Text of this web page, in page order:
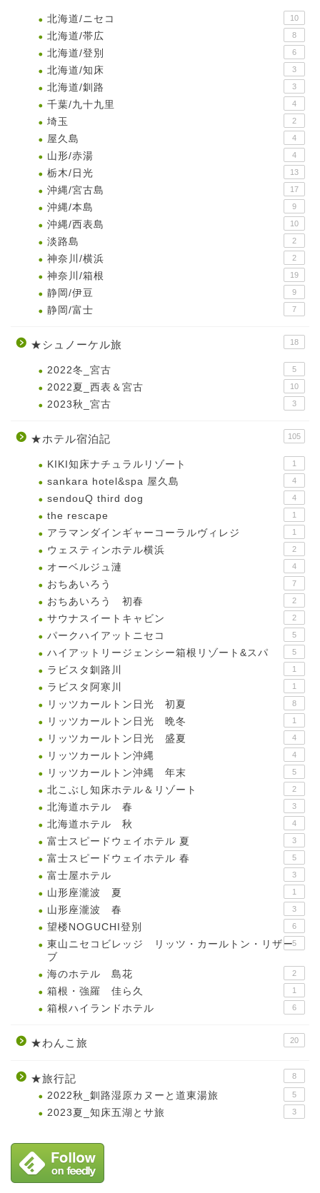
北海道/ニセコ 10
北海道/帯広 8
北海道/登別 6
北海道/知床 3
北海道/釧路 3
千葉/九十九里 4
埼玉 2
屋久島 4
山形/赤湯 4
栃木/日光 13
沖縄/宮古島 17
沖縄/本島 9
沖縄/西表島 10
淡路島 2
神奈川/横浜 2
神奈川/箱根 19
静岡/伊豆 9
静岡/富士 7
★シュノーケル旅 18
2022冬_宮古 5
2022夏_西表＆宮古 10
2023秋_宮古 3
★ホテル宿泊記 105
KIKI知床ナチュラルリゾート 1
sankara hotel&spa 屋久島 4
sendouQ third dog 4
the rescape 1
アラマンダインギャーコーラルヴィレジ 1
ウェスティンホテル横浜 2
オーベルジュ漣 4
おちあいろう 7
おちあいろう 初春 2
サウナスイートキャビン 2
パークハイアットニセコ 5
ハイアットリージェンシー箱根リゾート&スパ 5
ラビスタ釧路川 1
ラビスタ阿寒川 1
リッツカールトン日光 初夏 8
リッツカールトン日光 晩冬 1
リッツカールトン日光 盛夏 4
リッツカールトン沖縄 4
リッツカールトン沖縄 年末 5
北こぶし知床ホテル＆リゾート 2
北海道ホテル 春 3
北海道ホテル 秋 4
富士スピードウェイホテル 夏 3
富士スピードウェイホテル 春 5
富士屋ホテル 3
山形座瀧波 夏 1
山形座瀧波 春 3
望楼NOGUCHI登別 6
東山ニセコビレッジ リッツ・カールトン・リザー
ブ
5
海のホテル 島花 2
箱根・強羅 佳ら久 1
箱根ハイランドホテル 6
★わんこ旅 20
★旅行記 8
2022秋_釧路湿原カヌーと道東湯旅 5
2023夏_知床五湖とサ旅 3